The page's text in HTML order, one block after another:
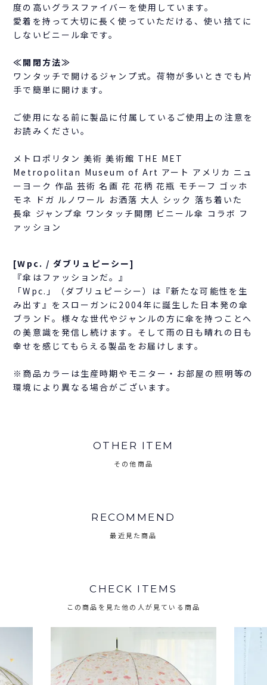
度の高いグラスファイバーを使用しています。
愛着を持って大切に長く使っていただける、使い捨てに
しないビニール傘です。
≪開閉方法≫
ワンタッチで開けるジャンプ式。荷物が多いときでも片
手で簡単に開けます。
ご使用になる前に製品に付属しているご使用上の注意を
お読みください。
メトロポリタン 美術 美術館 THE MET
Metropolitan Museum of Art アート アメリカ ニュ
ーヨーク 作品 芸術 名画 花 花柄 花瓶 モチーフ ゴッホ
モネ ドガ ルノワール お洒落 大人 シック 落ち着いた
長傘 ジャンプ傘 ワンタッチ開閉 ビニール傘 コラボ フ
ァッション
[Wpc. / ダブリュピーシー]
『傘はファッションだ。』
「Wpc.」（ダブリュピーシー）は『新たな可能性を生
み出す』をスローガンに2004年に誕生した日本発の傘
ブランド。様々な世代やジャンルの方に傘を持つことへ
の美意識を発信し続けます。そして雨の日も晴れの日も
幸せを感じてもらえる製品をお届けします。
※商品カラーは生産時期やモニター・お部屋の照明等の
環境により異なる場合がございます。
OTHER ITEM
その他商品
RECOMMEND
最近見た商品
CHECK ITEMS
この商品を見た他の人が見ている商品